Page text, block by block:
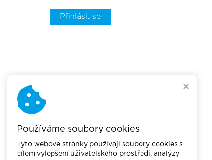
Přihlásit se
Používáme soubory cookies
Tyto webové stránky používají soubory cookies s
cílem vylepšení uživatelského prostředí, analýzy